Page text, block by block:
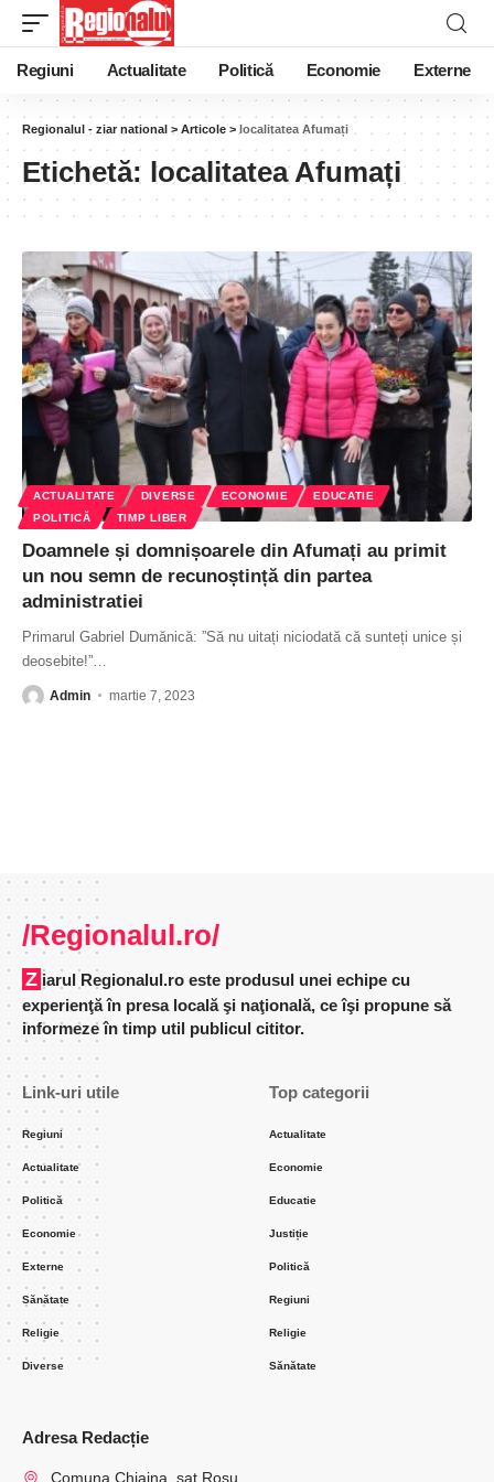
Regiuni Actualitate Politică Economie Externe
Regionalul - ziar national > Articole > localitatea Afumați
Etichetă: localitatea Afumați
ACTUALITATE DIVERSE ECONOMIE
EDUCATIE
POLITICĂ
TIMP LIBER
Doamnele și domnișoarele din Afumați au primit
un nou semn de recunoștință din partea
administratiei
Primarul Gabriel Dumănică: ”Să nu uitați niciodată că sunteți unice și
deosebite!”
Admin martie 7, 2023
/Regionalul.ro/
Ziarul Regionalul.ro este produsul unei echipe cu
experienţă în presa locală şi naţională, ce îşi propune să
informeze în timp util publicul cititor.
Link-uri utile
Regiuni
Actualitate
Politică
Economie
Externe
Sănătate
Religie
Diverse
Top categorii
Actualitate
Economie
Educatie
Justiție
Politică
Regiuni
Religie
Sănătate
Adresa Redacție
Comuna Chiajna, sat Rosu